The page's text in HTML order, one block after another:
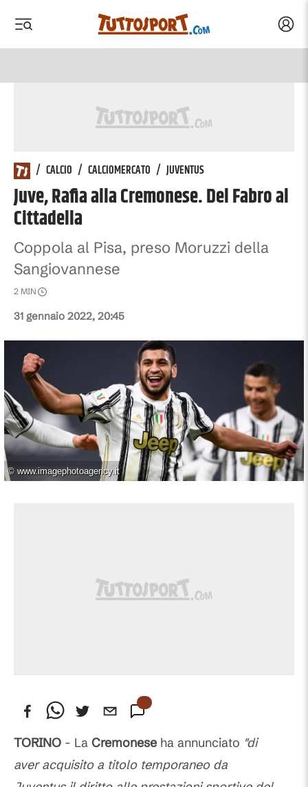
/ CALCIO / CALCIOMERCATO / JUVENTUS
Juve, Rafia alla Cremonese. Del Fabro al
Cittadella
Coppola al Pisa, preso Moruzzi della
Sangiovannese
31 gennaio 2022, 20:45
2 MIN
© www.imagephotoagency.it
TORINO - La Cremoneseha annunciato "di
aver acquisito a titolo temporaneo da